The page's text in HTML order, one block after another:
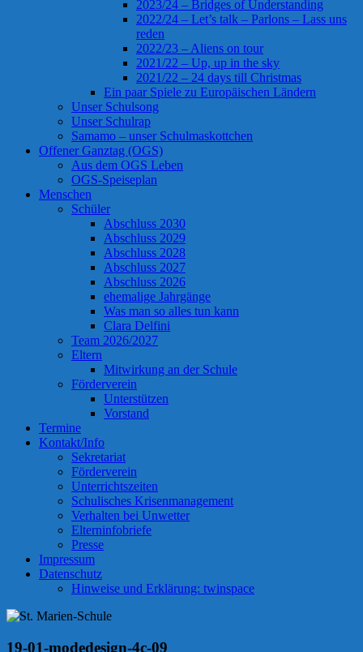
2023/24 – Bridges of Understanding
2022/24 – Let’s talk – Parlons – Lass uns
reden
2022/23 – Aliens on tour
2021/22 – Up, up in the sky
2021/22 – 24 days till Christmas
Ein paar Spiele zu Europäischen Ländern
Unser Schulsong
Unser Schulrap
Samamo – unser Schulmaskottchen
Offener Ganztag (OGS)
Aus dem OGS Leben
OGS-Speiseplan
Menschen
Schüler
Abschluss 2030
Abschluss 2029
Abschluss 2028
Abschluss 2027
Abschluss 2026
ehemalige Jahrgänge
Was man so alles tun kann
Clara Delfini
Team 2026/2027
Eltern
Mitwirkung an der Schule
Förderverein
Unterstützen
Vorstand
Termine
Kontakt/Info
Sekretariat
Förderverein
Unterrichtszeiten
Schulisches Krisenmanagement
Verhalten bei Unwetter
Elterninfobriefe
Presse
Impressum
Datenschutz
Hinweise und Erklärung: twinspace
19-01-modedesign-4c-09